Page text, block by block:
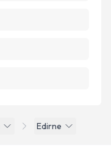
Edirne